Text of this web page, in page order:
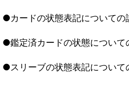
●カードの状態表記についての
●鑑定済カードの状態について
●スリーブの状態表記について